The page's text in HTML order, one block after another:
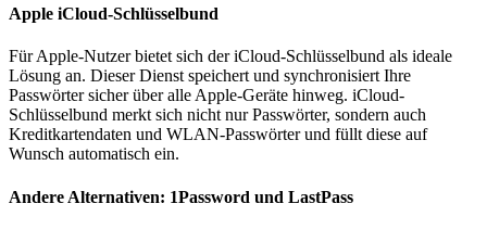
Apple iCloud-Schlüsselbund
Für Apple-Nutzer bietet sich der iCloud-Schlüsselbund als ideale
Lösung an. Dieser Dienst speichert und synchronisiert Ihre
Passwörter sicher über alle Apple-Geräte hinweg. iCloud-
Schlüsselbund merkt sich nicht nur Passwörter, sondern auch
Kreditkartendaten und WLAN-Passwörter und füllt diese auf
Wunsch automatisch ein.
Andere Alternativen: 1Password und LastPass